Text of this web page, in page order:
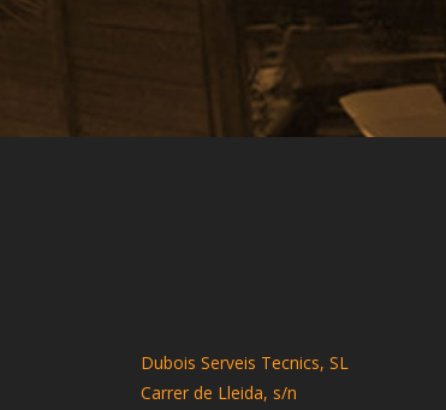
Dubois Serveis Tecnics, SL
Carrer de Lleida, s/n